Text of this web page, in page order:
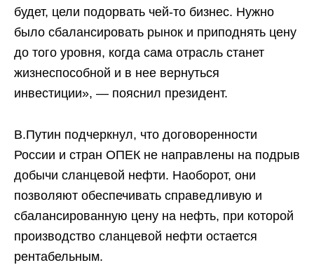
будет, цели подорвать чей-то бизнес. Нужно
было сбалансировать рынок и приподнять цену
до того уровня, когда сама отрасль станет
жизнеспособной и в нее вернуться
инвестиции», — пояснил президент.
В.Путин подчеркнул, что договоренности
России и стран ОПЕК не направлены на подрыв
добычи сланцевой нефти. Наоборот, они
позволяют обеспечивать справедливую и
сбалансированную цену на нефть, при которой
производство сланцевой нефти остается
рентабельным.